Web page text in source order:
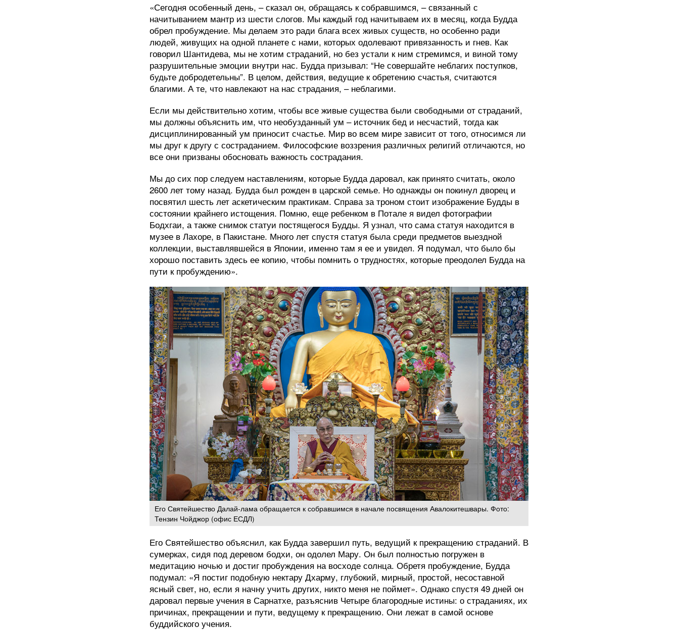
«Сегодня особенный день, – сказал он, обращаясь к собравшимся, – связанный с
начитыванием мантр из шести слогов. Мы каждый год начитываем их в месяц, когда Будда
обрел пробуждение. Мы делаем это ради блага всех живых существ, но особенно ради
людей, живущих на одной планете с нами, которых одолевают привязанность и гнев. Как
говорил Шантидева, мы не хотим страданий, но без устали к ним стремимся, и виной тому
разрушительные эмоции внутри нас. Будда призывал: “Не совершайте неблагих поступков,
будьте добродетельны”. В целом, действия, ведущие к обретению счастья, считаются
благими. А те, что навлекают на нас страдания, – неблагими.
Если мы действительно хотим, чтобы все живые существа были свободными от страданий,
мы должны объяснить им, что необузданный ум – источник бед и несчастий, тогда как
дисциплинированный ум приносит счастье. Мир во всем мире зависит от того, относимся ли
мы друг к другу с состраданием. Философские воззрения различных религий отличаются, но
все они призваны обосновать важность сострадания.
Мы до сих пор следуем наставлениям, которые Будда даровал, как принято считать, около
2600 лет тому назад. Будда был рожден в царской семье. Но однажды он покинул дворец и
посвятил шесть лет аскетическим практикам. Справа за троном стоит изображение Будды в
состоянии крайнего истощения. Помню, еще ребенком в Потале я видел фотографии
Бодхгаи, а также снимок статуи постящегося Будды. Я узнал, что сама статуя находится в
музее в Лахоре, в Пакистане. Много лет спустя статуя была среди предметов выездной
коллекции, выставлявшейся в Японии, именно там я ее и увидел. Я подумал, что было бы
хорошо поставить здесь ее копию, чтобы помнить о трудностях, которые преодолел Будда на
пути к пробуждению».
Его Святейшество Далай-лама обращается к собравшимся в начале посвящения Авалокитешвары. Фото:
Тензин Чойджор (офис ЕСДЛ)
Его Святейшество объяснил, как Будда завершил путь, ведущий к прекращению страданий. В
сумерках, сидя под деревом бодхи, он одолел Мару. Он был полностью погружен в
медитацию ночью и достиг пробуждения на восходе солнца. Обретя пробуждение, Будда
подумал: «Я постиг подобную нектару Дхарму, глубокий, мирный, простой, несоставной
ясный свет, но, если я начну учить других, никто меня не поймет». Однако спустя 49 дней он
даровал первые учения в Сарнатхе, разъяснив Четыре благородные истины: о страданиях, их
причинах, прекращении и пути, ведущему к прекращению. Они лежат в самой основе
буддийского учения.